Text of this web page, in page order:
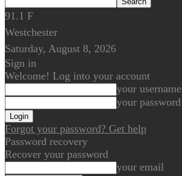
91.1 F
Westchester
Saturday, August 8, 2026
Sign in
Welcome! Log into your account
your username
your password
Forgot your password? Get help
Password recovery
Recover your password
your email